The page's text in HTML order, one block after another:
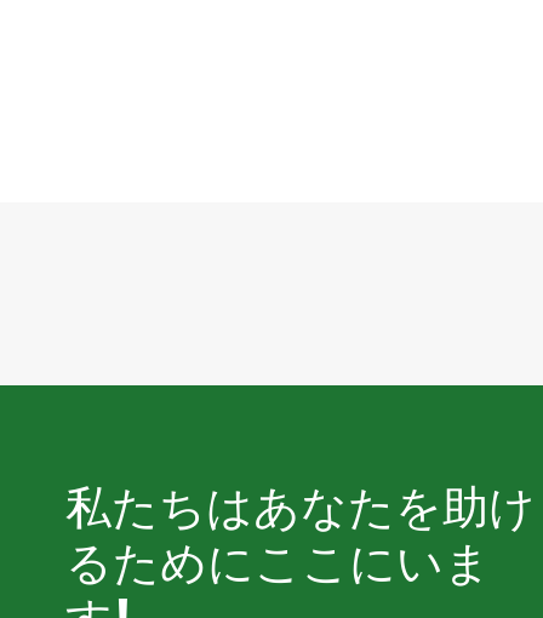
私たちはあなたを助け
るためにここにいま